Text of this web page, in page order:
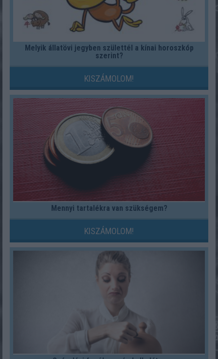
Melyik állatövi jegyben születtél a kínai horoszkóp
szerint?
KISZÁMOLOM!
Mennyi tartalékra van szükségem?
KISZÁMOLOM!